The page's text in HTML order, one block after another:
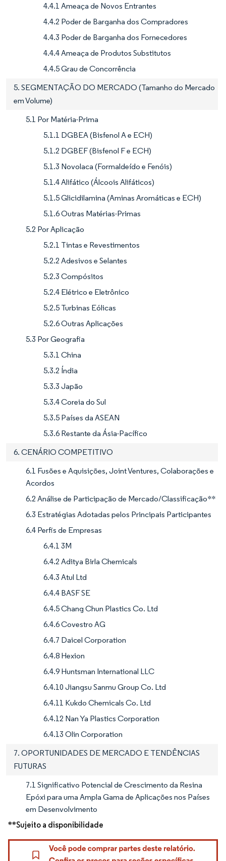
4.4.1 Ameaça de Novos Entrantes
4.4.2 Poder de Barganha dos Compradores
4.4.3 Poder de Barganha dos Fornecedores
4.4.4 Ameaça de Produtos Substitutos
4.4.5 Grau de Concorrência
5. SEGMENTAÇÃO DO MERCADO (Tamanho do Mercado
em Volume)
5.1 Por Matéria-Prima
5.1.1 DGBEA (Bisfenol A e ECH)
5.1.2 DGBEF (Bisfenol F e ECH)
5.1.3 Novolaca (Formaldeído e Fenóis)
5.1.4 Alifático (Álcoois Alifáticos)
5.1.5 Glicidilamina (Aminas Aromáticas e ECH)
5.1.6 Outras Matérias-Primas
5.2 Por Aplicação
5.2.1 Tintas e Revestimentos
5.2.2 Adesivos e Selantes
5.2.3 Compósitos
5.2.4 Elétrico e Eletrônico
5.2.5 Turbinas Eólicas
5.2.6 Outras Aplicações
5.3 Por Geografia
5.3.1 China
5.3.2 Índia
5.3.3 Japão
5.3.4 Coreia do Sul
5.3.5 Países da ASEAN
5.3.6 Restante da Ásia-Pacífico
6. CENÁRIO COMPETITIVO
6.1 Fusões e Aquisições, Joint Ventures, Colaborações e
Acordos
6.2 Análise de Participação de Mercado/Classificação**
6.3 Estratégias Adotadas pelos Principais Participantes
6.4 Perfis de Empresas
6.4.1 3M
6.4.2 Aditya Birla Chemicals
6.4.3 Atul Ltd
6.4.4 BASF SE
6.4.5 Chang Chun Plastics Co. Ltd
6.4.6 Covestro AG
6.4.7 Daicel Corporation
6.4.8 Hexion
6.4.9 Huntsman International LLC
6.4.10 Jiangsu Sanmu Group Co. Ltd
6.4.11 Kukdo Chemicals Co. Ltd
6.4.12 Nan Ya Plastics Corporation
6.4.13 Olin Corporation
7. OPORTUNIDADES DE MERCADO E TENDÊNCIAS
FUTURAS
7.1 Significativo Potencial de Crescimento da Resina
Epóxi para uma Ampla Gama de Aplicações nos Países
em Desenvolvimento
**Sujeito a disponibilidade